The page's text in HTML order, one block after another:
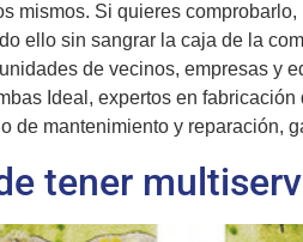
mismos. Si quieres
ello sin sangrar la caja de la
de vecinos, empresas y
Ideal, expertos en
de mantenimiento y reparación,
tener